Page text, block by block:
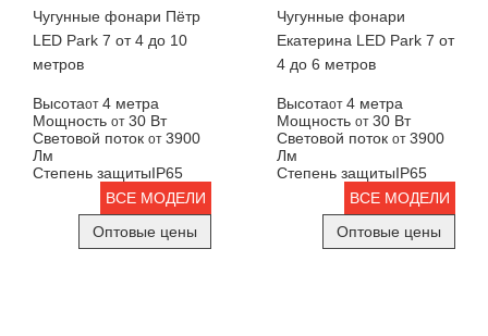
Чугунные фонари Пётр
LED Park 7 от 4 до 10
метров
Высотаот 4 метра
Мощность от 30 Вт
Световой поток от 3900
Лм
Степень защитыIP65
ВСЕ МОДЕЛИ
Оптовые цены
Чугунные фонари
Екатерина LED Park 7 от
4 до 6 метров
Высотаот 4 метра
Мощность от 30 Вт
Световой поток от 3900
Лм
Степень защитыIP65
ВСЕ МОДЕЛИ
Оптовые цены